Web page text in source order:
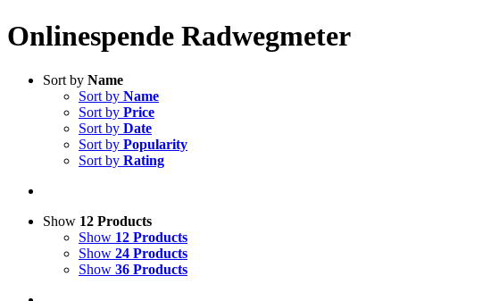
Onlinespende Radwegmeter
Sort by Name
Sort by Name
Sort by Price
Sort by Date
Sort by Popularity
Sort by Rating
Show 12 Products
Show 12 Products
Show 24 Products
Show 36 Products